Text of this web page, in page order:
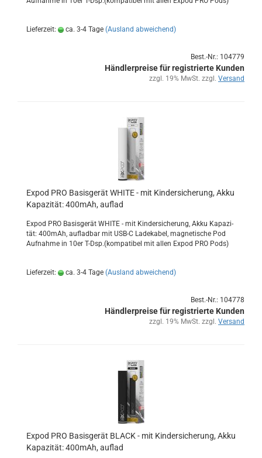
Lieferzeit: ca. 3-4 Tage (Ausland abweichend)
Best.-Nr.: 104779
Händlerpreise für registrierte Kunden
zzgl. 19% MwSt. zzgl. Versand
Expod PRO Ba­sis­ge­rät WHITE - mit Kin­der­si­che­rung, Akku
Ka­pa­zi­tät: 400mAh, auf­lad
Expod PRO Ba­sis­ge­rät WHITE - mit Kin­der­si­che­rung, Akku Ka­pa­zi­
tät: 400mAh, auf­lad­bar mit USB-C La­de­ka­bel, ma­gne­ti­sche Pod
Auf­nah­me in 10er T-Dsp.(kom­pa­ti­bel mit allen Expod PRO Pods)
Lieferzeit: ca. 3-4 Tage (Ausland abweichend)
Best.-Nr.: 104778
Händlerpreise für registrierte Kunden
zzgl. 19% MwSt. zzgl. Versand
Expod PRO Ba­sis­ge­rät BLACK - mit Kin­der­si­che­rung, Akku
Ka­pa­zi­tät: 400mAh, auf­lad